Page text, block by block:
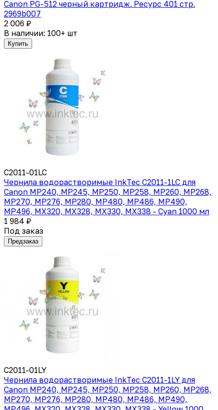
Canon PG-512 черный картридж. Ресурс 401 стр.
2969b007
2 006 ₽
В наличии: 100+ шт
Купить
C2011-01LC
Чернила водорастворимые InkTec C2011-1LC для
Canon MP240, MP245, MP250, MP258, MP260, MP268,
MP270, MP276, MP280, MP480, MP486, MP490,
MP496, MX320, MX328, MX330, MX338 - Cyan 1000 мл
1 984 ₽
Под заказ
Предзаказ
C2011-01LY
Чернила водорастворимые InkTec C2011-1LY для
Canon MP240, MP245, MP250, MP258, MP260, MP268,
MP270, MP276, MP280, MP480, MP486, MP490,